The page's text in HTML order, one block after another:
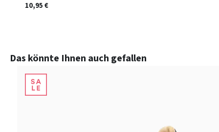
10,95 €
Produktgalerie überspringen
Das könnte Ihnen auch gefallen